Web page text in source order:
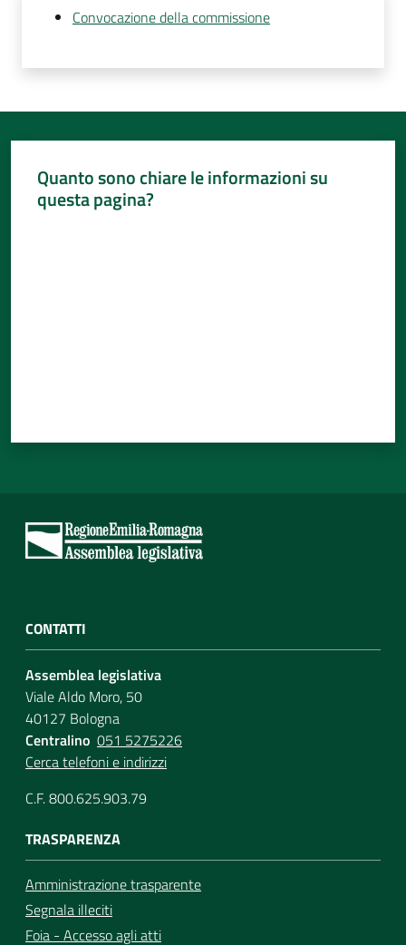
Convocazione della commissione
Quanto sono chiare le informazioni su
questa pagina?
CONTATTI
Assemblea legislativa
Viale Aldo Moro, 50
40127 Bologna
Centralino 051 5275226
Cerca telefoni e indirizzi
C.F. 800.625.903.79
TRASPARENZA
Amministrazione trasparente
Segnala illeciti
Foia - Accesso agli atti